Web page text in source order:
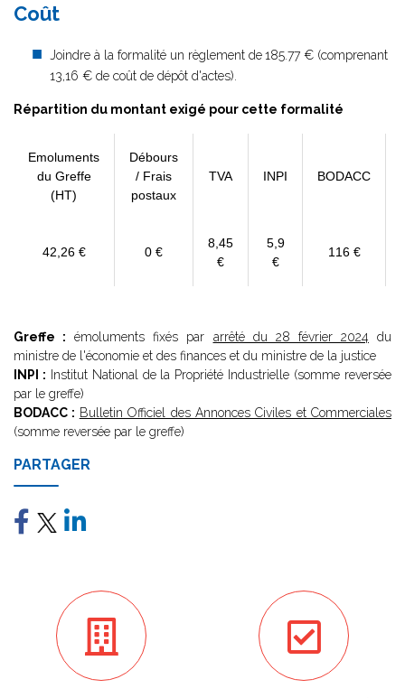
Coût
Joindre à la formalité un règlement de185.77 € (comprenant
13,16 € de coût de dépôt d'actes).
Répartition du montant exigé pour cette formalité
Emoluments
du Greffe
(HT)
Débours
/ Frais
postaux
TVA INPI BODACC
42,26 € 0 €
8,45
€
5,9
€
116 €
Greffe : émoluments fixés par arrêté du 28 février 2024 du
ministre de l'économie et des finances et du ministre de la justice
INPI : Institut National de la Propriété Industrielle (somme reversée
par le greffe)
BODACC : Bulletin Officiel des Annonces Civiles et Commerciales
(somme reversée par le greffe)
PARTAGER